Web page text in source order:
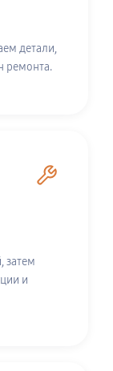
детали,
ремонта.
затем
и